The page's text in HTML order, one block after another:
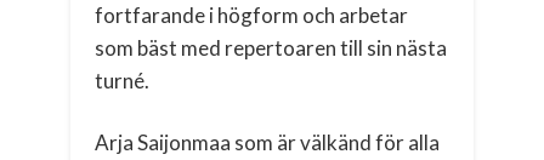
fortfarande i högform och arbetar
som bäst med repertoaren till sin nästa
turné.
Arja Saijonmaa som är välkänd för alla